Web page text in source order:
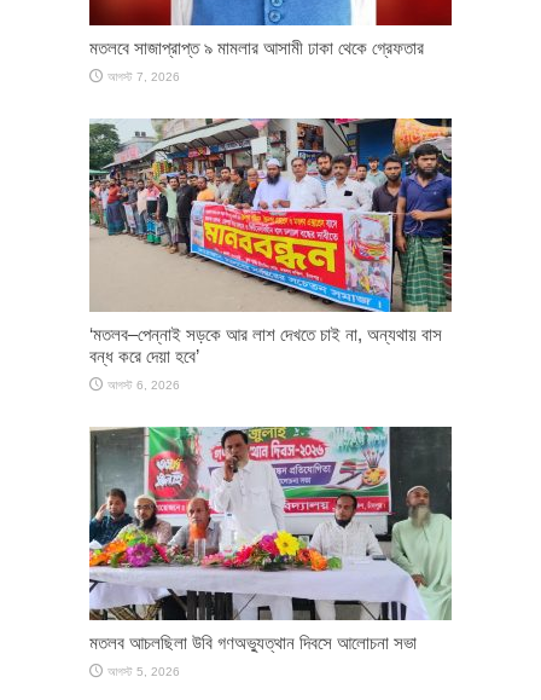
মতলবে সাজাপ্রাপ্ত ৯ মামলার আসামী ঢাকা থেকে গ্রেফতার
আগস্ট 7, 2026
‘মতলব–পেন্নাই সড়কে আর লাশ দেখতে চাই না, অন্যথায় বাস
বন্ধ করে দেয়া হবে’
আগস্ট 6, 2026
মতলব আচলছিলা উবি গণঅভ্যুত্থান দিবসে আলোচনা সভা
আগস্ট 5, 2026